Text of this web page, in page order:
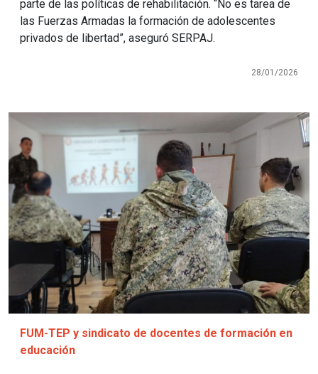
parte de las políticas de rehabilitación. “No es tarea de
las Fuerzas Armadas la formación de adolescentes
privados de libertad”, aseguró SERPAJ.
28/01/2026
Imagen
FUM-TEP y sindicato de docentes de formación en
educación